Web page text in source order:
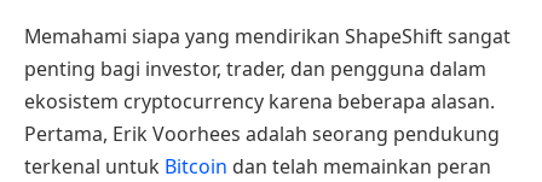
Memahami siapa yang mendirikan ShapeShift sangat
penting bagi investor, trader, dan pengguna dalam
ekosistem cryptocurrency karena beberapa alasan.
Pertama, Erik Voorhees adalah seorang pendukung
terkenal untuk Bitcoin dan telah memainkan peran